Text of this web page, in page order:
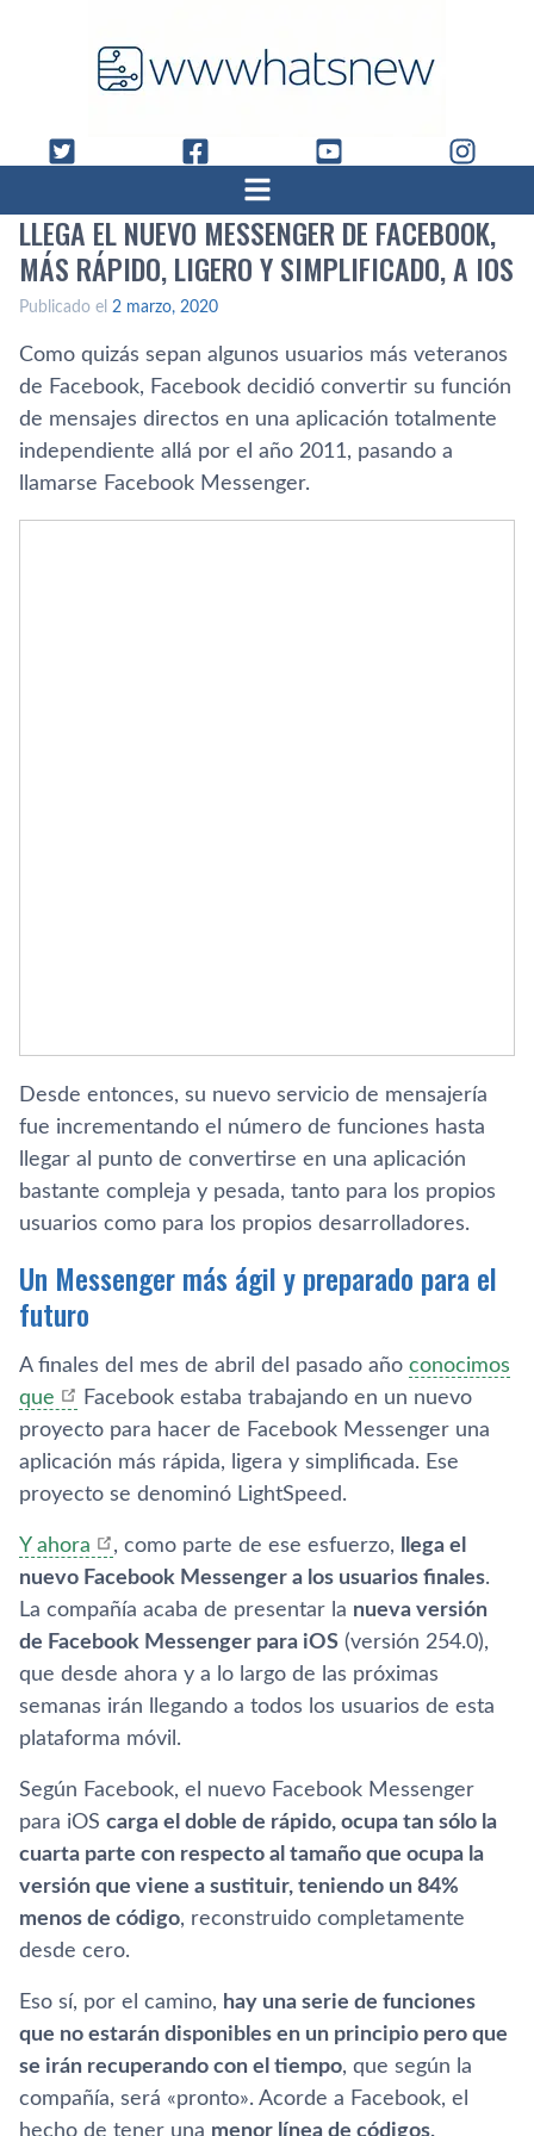
LLEGA EL NUEVO MESSENGER DE FACEBOOK,
MÁS RÁPIDO, LIGERO Y SIMPLIFICADO, A IOS
Publicado el 2 marzo, 2020
Como quizás sepan algunos usuarios más veteranos
de Facebook, Facebook decidió convertir su función
de mensajes directos en una aplicación totalmente
independiente allá por el año 2011, pasando a
llamarse Facebook Messenger.
Desde entonces, su nuevo servicio de mensajería
fue incrementando el número de funciones hasta
llegar al punto de convertirse en una aplicación
bastante compleja y pesada, tanto para los propios
usuarios como para los propios desarrolladores.
Un Messenger más ágil y preparado para el
futuro
A finales del mes de abril del pasado año conocimos
que
Facebook estaba trabajando en un nuevo
proyecto para hacer de Facebook Messenger una
aplicación más rápida, ligera y simplificada. Ese
proyecto se denominó LightSpeed.
Y ahora , como parte de ese esfuerzo,
llega el
nuevo Facebook Messenger a los usuarios finales.
La compañía acaba de presentar la nueva versión
de Facebook Messenger para iOS (versión 254.0),
que desde ahora y a lo largo de las próximas
semanas irán llegando a todos los usuarios de esta
plataforma móvil.
Según Facebook, el nuevo Facebook Messenger
para iOS carga el doble de rápido, ocupa tan sólo la
cuarta parte con respecto al tamaño que ocupa la
versión que viene a sustituir, teniendo un 84%
menos de código, reconstruido completamente
desde cero.
Eso sí, por el camino, hay una serie de funciones
que no estarán disponibles en un principio pero que
se irán recuperando con el tiempo, que según la
compañía, será «pronto». Acorde a Facebook, el
hecho de tener una menor línea de códigos,